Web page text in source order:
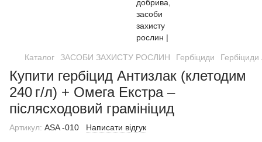
Каталог ЗАСОБИ ЗАХИСТУ РОСЛИН Гербіциди
Купити гербіцид Антизлак (клетодим
240 г/л) + Омега Екстра –
післясходовий грамініцид
Артикул: ASA -010 Написати відгук